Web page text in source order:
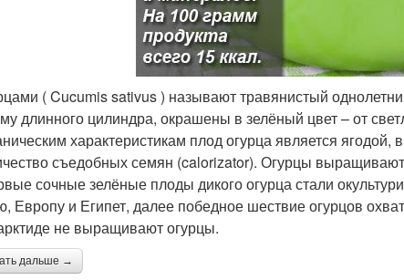
( Cucumis sativus ) называют травянистый
длинного цилиндра, окрашены в зелёный цвет – от
характеристикам плод огурца является
съедобных семян (calorizator). Огурцы
сочные зелёные плоды дикого огурца стали
Европу и Египет, далее победное шествие огурцов
не выращивают огурцы.
дальше →